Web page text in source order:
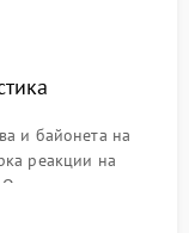
и байонета на
реакции на
состояния
и вспышки.